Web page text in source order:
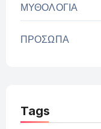
ΜΥΘΟΛΟΓΙΑ
ΠΡΟΣΩΠΑ
Tags